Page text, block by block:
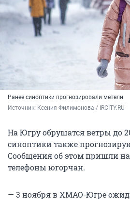
Ранее синоптики прогнозировали метели
Источник: Ксения Филимонова / IRCITY.RU
На Югру обрушатся ветры до
синоптики также
Сообщения об этом пришли
телефоны югорчан.
— 3 ноября в ХМАО-Югре